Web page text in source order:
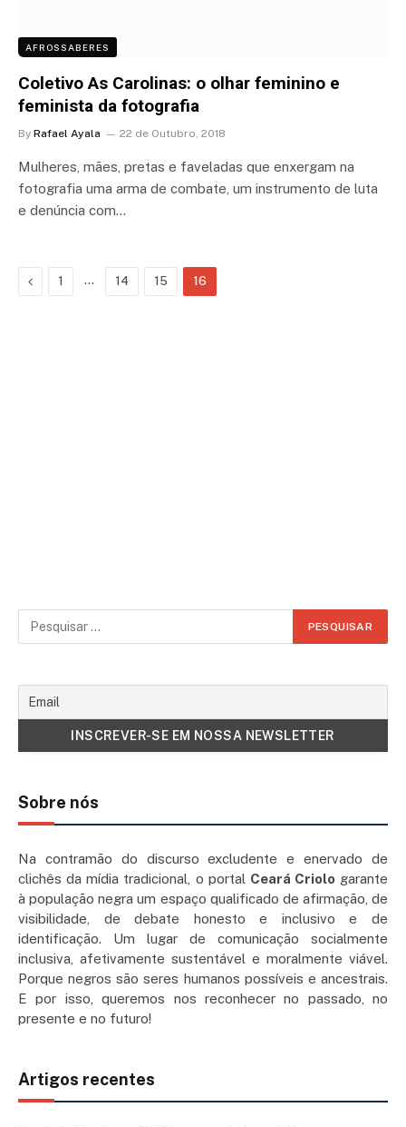
AFROSSABERES
Coletivo As Carolinas: o olhar feminino e
feminista da fotografia
By Rafael Ayala 22 de Outubro, 2018
Mulheres, mães, pretas e faveladas que enxergam na
fotografia uma arma de combate, um instrumento de luta
e denúncia com…
Previous
1 … 14 15 16
Sobre nós
Na contramão do discurso excludente e enervado de
clichês da mídia tradicional, o portal Ceará Criolo garante
à população negra um espaço qualificado de afirmação, de
visibilidade, de debate honesto e inclusivo e de
identificação. Um lugar de comunicação socialmente
inclusiva, afetivamente sustentável e moralmente viável.
Porque negros são seres humanos possíveis e ancestrais.
E por isso, queremos nos reconhecer no passado, no
presente e no futuro!
Artigos recentes